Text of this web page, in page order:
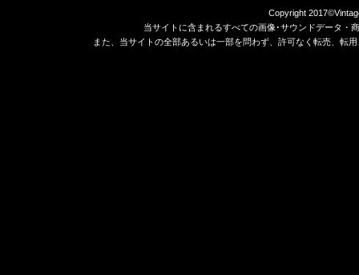
Copyright
当サイトに含まれるすべての画像･サウンドデータ・
また、当サイトの全部あるいは一部を問わず、許可なく転売、転